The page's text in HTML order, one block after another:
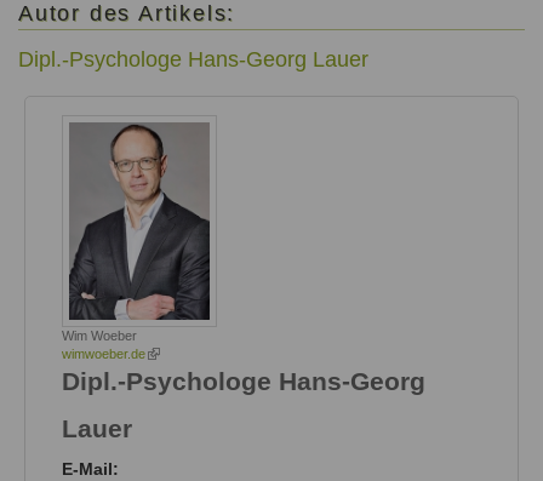
Autor des Artikels:
Dipl.-Psychologe Hans-Georg Lauer
Wim Woeber
wimwoeber.de(link
external)
Dipl.-Psychologe Hans-Georg
Lauer
E-Mail: